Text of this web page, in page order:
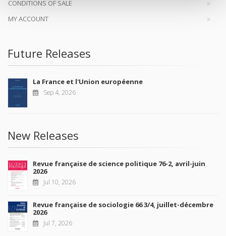
CONDITIONS OF SALE
MY ACCOUNT
Future Releases
La France et l'Union européenne
Sep 4, 2026
New Releases
Revue française de science politique 76-2, avril-juin
2026
Jul 10, 2026
Revue française de sociologie 66 3/4, juillet-décembre
2026
Jul 7, 2026